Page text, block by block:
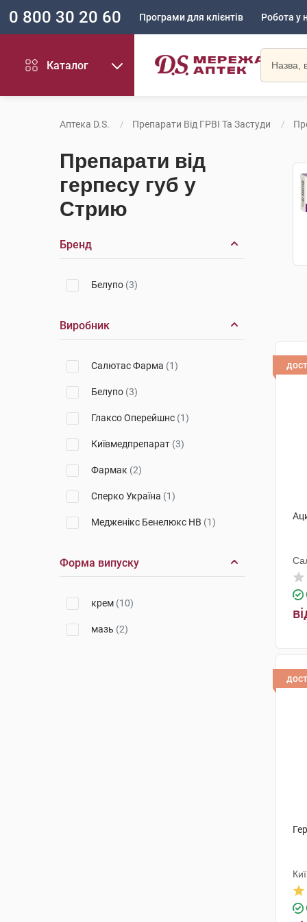
0 800 30 20 60 Програми для клієнтів Робота у
Каталог
Аптека D.S. Препарати Від ГРВІ Та Застуди
Препарати від
герпесу губ у
Стрию
Бренд
Белупо (3)
Виробник
Салютас Фарма (1)
Белупо (3)
Глаксо Оперейшнс (1)
Київмедпрепарат (3)
Фармак (2)
Сперко Україна (1)
Медженікс Бенелюкс НВ (1)
Форма випуску
крем (10)
мазь (2)